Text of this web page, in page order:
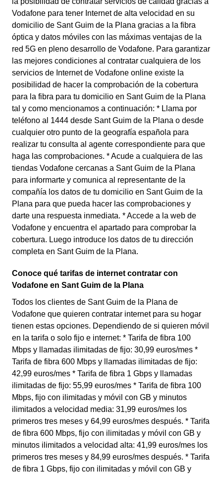
Vodafone para tener Internet de alta velocidad en su
domicilio de Sant Guim de la Plana gracias a la fibra
óptica y datos móviles con las máximas ventajas de la
red 5G en pleno desarrollo de Vodafone. Para garantizar
las mejores condiciones al contratar cualquiera de los
servicios de Internet de Vodafone online existe la
posibilidad de hacer la comprobación de la cobertura
para la fibra para tu domicilio en Sant Guim de la Plana
tal y como mencionamos a continuación: * Llama por
teléfono al 1444 desde Sant Guim de la Plana o desde
cualquier otro punto de la geografía española para
realizar tu consulta al agente correspondiente para que
haga las comprobaciones. * Acude a cualquiera de las
tiendas Vodafone cercanas a Sant Guim de la Plana
para informarte y comunica al representante de la
compañía los datos de tu domicilio en Sant Guim de la
Plana para que pueda hacer las comprobaciones y
darte una respuesta inmediata. * Accede a la web de
Vodafone y encuentra el apartado para comprobar la
cobertura. Luego introduce los datos de tu dirección
completa en Sant Guim de la Plana.
Conoce qué tarifas de internet contratar con
Vodafone en Sant Guim de la Plana
Todos los clientes de Sant Guim de la Plana de
Vodafone que quieren contratar internet para su hogar
tienen estas opciones. Dependiendo de si quieren móvil
en la tarifa o solo fijo e internet: * Tarifa de fibra 100
Mbps y llamadas ilimitadas de fijo: 30,99 euros/mes *
Tarifa de fibra 600 Mbps y llamadas ilimitadas de fijo:
42,99 euros/mes * Tarifa de fibra 1 Gbps y llamadas
ilimitadas de fijo: 55,99 euros/mes * Tarifa de fibra 100
Mbps, fijo con ilimitadas y móvil con GB y minutos
ilimitados a velocidad media: 31,99 euros/mes los
primeros tres meses y 64,99 euros/mes después. * Tarifa
de fibra 600 Mbps, fijo con ilimitadas y móvil con GB y
minutos ilimitados a velocidad alta: 41,99 euros/mes los
primeros tres meses y 84,99 euros/mes después. * Tarifa
de fibra 1 Gbps, fijo con ilimitadas y móvil con GB y